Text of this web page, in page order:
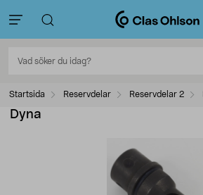
Startsida Reservdelar Reservdelar 2
Dyna